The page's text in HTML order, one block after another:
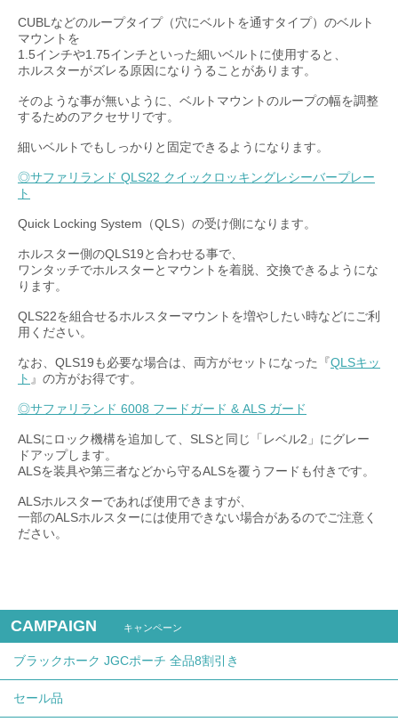
CUBLなどのループタイプ（穴にベルトを通すタイプ）のベルト
マウントを
1.5インチや1.75インチといった細いベルトに使用すると、
ホルスターがズレる原因になりうることがあります。
そのような事が無いように、ベルトマウントのループの幅を調整
するためのアクセサリです。
細いベルトでもしっかりと固定できるようになります。
◎サファリランド QLS22 クイックロッキングレシーバープレー
ト
Quick Locking System（QLS）の受け側になります。
ホルスター側のQLS19と合わせる事で、
ワンタッチでホルスターとマウントを着脱、交換できるようにな
ります。
QLS22を組合せるホルスターマウントを増やしたい時などにご利
用ください。
なお、QLS19も必要な場合は、両方がセットになった『QLSキッ
ト 』の方がお得です。
◎サファリランド 6008 フードガード & ALS ガード
ALSにロック機構を追加して、SLSと同じ「レベル2」にグレー
ドアップします。
ALSを装具や第三者などから守るALSを覆うフードも付きです。
ALSホルスターであれば使用できますが、
一部のALSホルスターには使用できない場合があるのでご注意く
ださい。
CAMPAIGN キャンペーン
ブラックホーク JGCポーチ 全品8割引き
セール品